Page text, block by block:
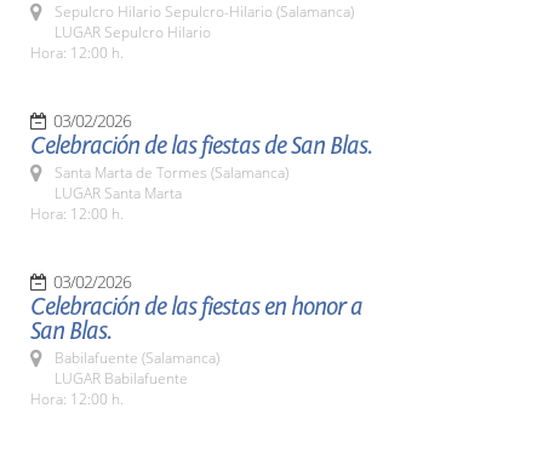
Sepulcro Hilario Sepulcro-Hilario (Salamanca)
LUGAR Sepulcro Hilario
Hora: 12:00 h.
03/02/2026
Celebración de las fiestas de San Blas.
Santa Marta de Tormes (Salamanca)
LUGAR Santa Marta
Hora: 12:00 h.
03/02/2026
Celebración de las fiestas en honor a
San Blas.
Babilafuente (Salamanca)
LUGAR Babilafuente
Hora: 12:00 h.